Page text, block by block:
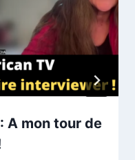
A mon tour de